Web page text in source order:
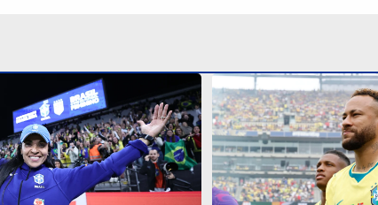
Continua após a publicidade